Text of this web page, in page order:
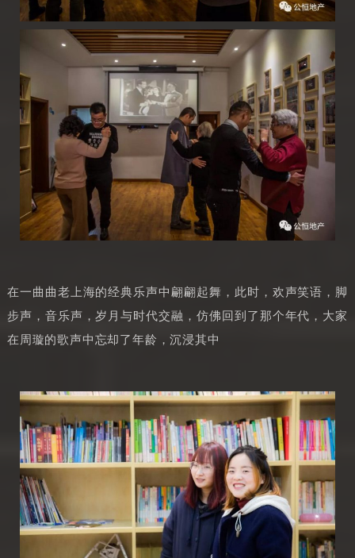
在一曲曲老上海的经典乐声中翩翩起舞，此时，欢声笑语，脚
步声，音乐声，岁月与时代交融，仿佛回到了那个年代，大家
在周璇的歌声中忘却了年龄，沉浸其中